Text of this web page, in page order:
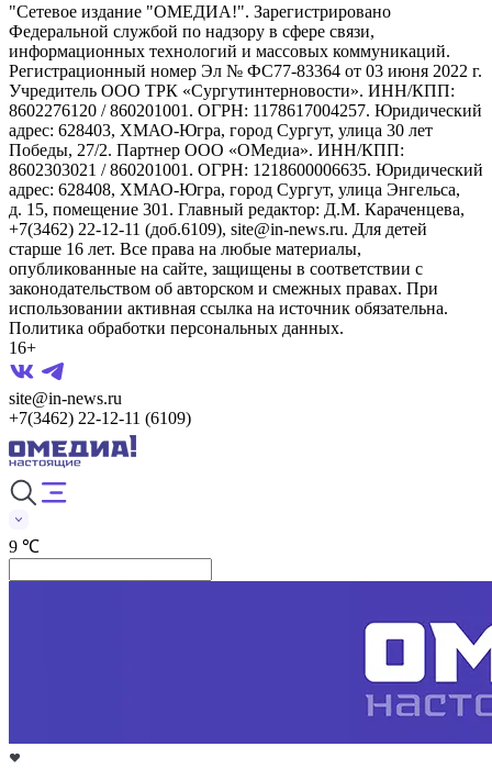
"Сетевое издание "ОМЕДИА!". Зарегистрировано
Федеральной службой по надзору в сфере связи,
информационных технологий и массовых коммуникаций.
Регистрационный номер Эл № ФС77-83364 от 03 июня 2022 г.
Учредитель ООО ТРК «Сургутинтерновости». ИНН/КПП:
8602276120 / 860201001. ОГРН: 1178617004257. Юридический
адрес: 628403, ХМАО-Югра, город Сургут, улица 30 лет
Победы, 27/2. Партнер ООО «ОМедиа». ИНН/КПП:
8602303021 / 860201001. ОГРН: 1218600006635. Юридический
адрес: 628408, ХМАО-Югра, город Сургут, улица Энгельса,
д. 15, помещение 301. Главный редактор: Д.М. Караченцева,
+7(3462) 22-12-11 (доб.6109), site@in-news.ru. Для детей
старше 16 лет. Все права на любые материалы,
опубликованные на сайте, защищены в соответствии с
законодательством об авторском и смежных правах. При
использовании активная ссылка на источник обязательна.
Политика обработки персональных данных.
16+
site@in-news.ru
+7(3462) 22-12-11 (6109)
9 ℃